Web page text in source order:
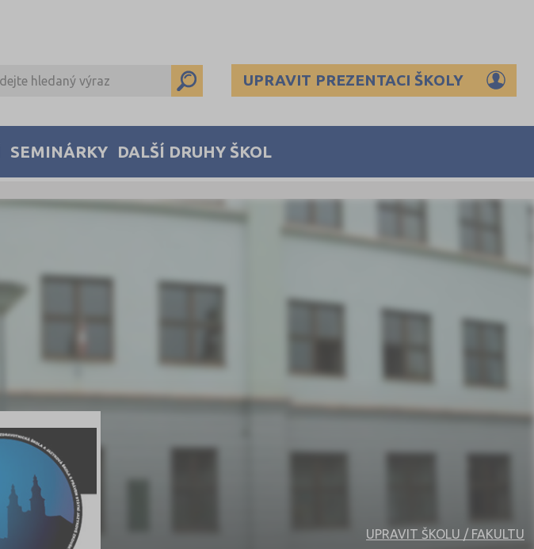
UPRAVIT PREZENTACI ŠKOLY
SEMINÁRKY DALŠÍ DRUHY ŠKOL
UPRAVIT ŠKOLU / FAKULTU